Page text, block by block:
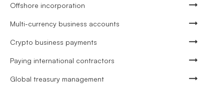
Offshore incorporation
Multi-currency business accounts
Crypto business payments
Paying international contractors
Global treasury management